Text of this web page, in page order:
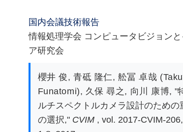
国内会議技術報告
情報処理学会 コンピュータビジョン
ア研究会
櫻井 俊,青砥 隆仁, 舩冨 卓哉
Funatomi), 久保 尋之 , 向川 康博,"
ルチスペクトルカメラ設計のための
の選択," CVIM, vol. 2017-CVIM-